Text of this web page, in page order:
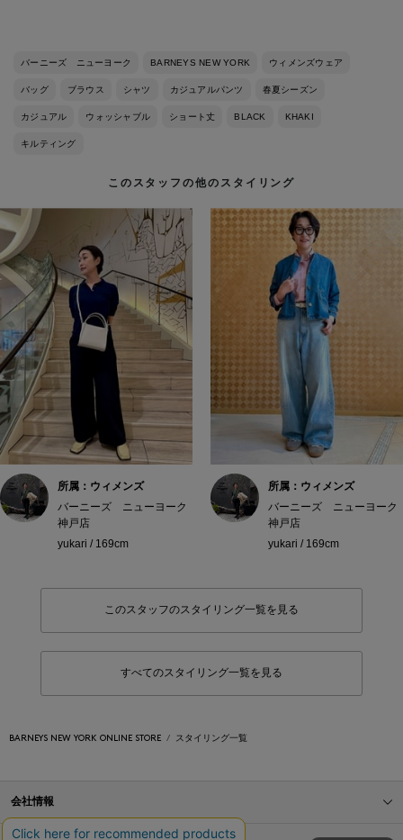
バーニーズ ニューヨーク BARNEYS NEW YORK ウィメンズウェア
バッグ ブラウス シャツ カジュアルパンツ 春夏シーズン
カジュアル ウォッシャブル ショート丈 BLACK KHAKI
キルティング
このスタッフの他のスタイリング
所属：ウィメンズ
バーニーズ ニューヨーク
神戸店
yukari / 169cm
所属：ウィメンズ
バーニーズ ニューヨーク
神戸店
yukari / 169cm
このスタッフのスタイリング一覧を見る
すべてのスタイリング一覧を見る
BARNEYS NEW YORK ONLINE STORE スタイリング一覧
会社情報